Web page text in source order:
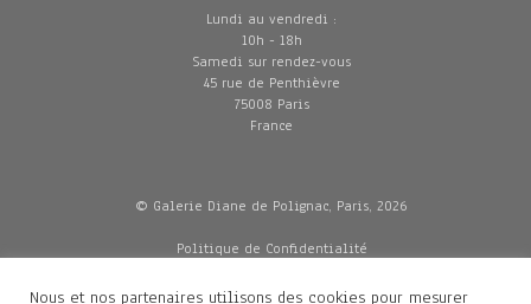
Lundi au vendredi :
10h - 18h
Samedi sur rendez-vous
45 rue de Penthièvre
75008 Paris
France
© Galerie Diane de Polignac, Paris, 2026
Politique de Confidentialité
Mentions légales
Nous et nos partenaires utilisons des cookies pour mesurer